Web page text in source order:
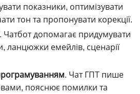
показники, оптимізувати
тон та пропонувати корекції.
. Чатбот допомагає придумувати
ланцюжки емейлів, сценарії
. Чат ГПТ пише
пояснює помилки та